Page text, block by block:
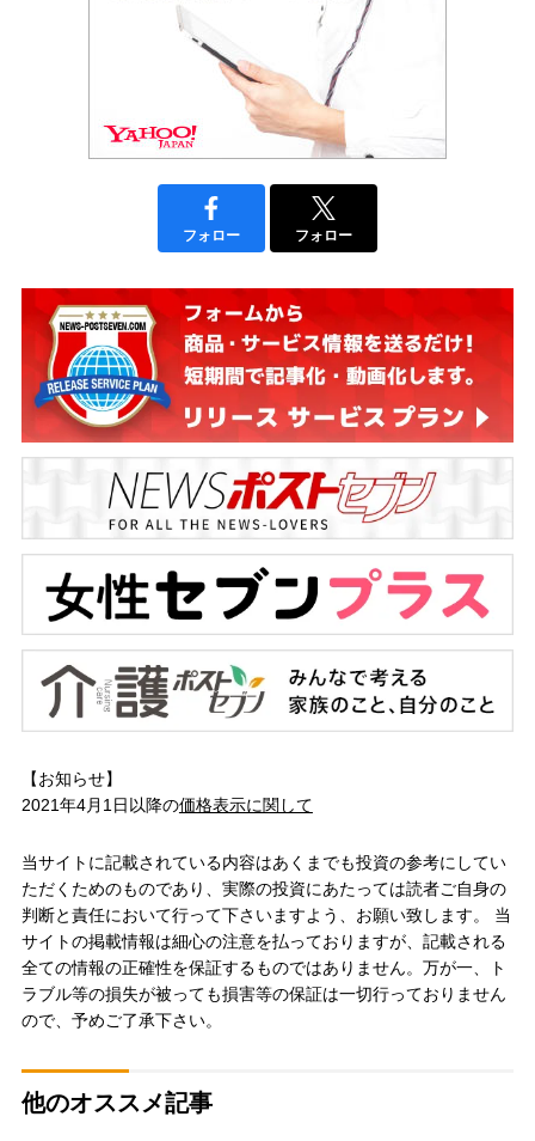
フォロー フォロー
【お知らせ】
2021年4月1日以降の価格表示に関して
当サイトに記載されている内容はあくまでも投資の参考にしてい
ただくためのものであり、実際の投資にあたっては読者ご自身の
判断と責任において行って下さいますよう、お願い致します。 当
サイトの掲載情報は細心の注意を払っておりますが、記載される
全ての情報の正確性を保証するものではありません。万が一、ト
ラブル等の損失が被っても損害等の保証は一切行っておりません
ので、予めご了承下さい。
他のオススメ記事